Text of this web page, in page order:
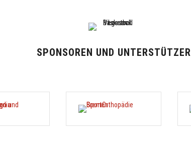
SPONSOREN UND UNTERSTÜTZER